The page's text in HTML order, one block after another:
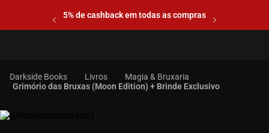
5% de cashback em todas as compras
Livros
Magia & Bruxaria
Grimório das Bruxas (Moon Edition) + Brinde Exclusivo